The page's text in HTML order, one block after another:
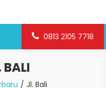
0813 2105 7718
BALI
Jl. Bali